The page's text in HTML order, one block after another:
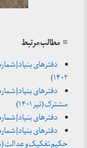
≡ مطالب مرتبط
۱۴۰۲)
مشترک (تیر ۱۴۰۱)
دفترهای بنیاد | شماره ۵ | شایعه‌ای به نام شریعتی (آذر
حکیم تفکیک و عدالت